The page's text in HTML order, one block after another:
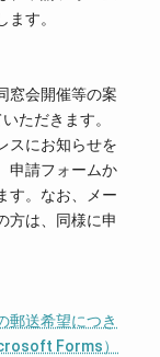
す。
窓会開催等の案
ただきます。
スにお知らせを
申請フォームか
す。なお、メー
方は、同様に申
郵送希望につき
Forms）